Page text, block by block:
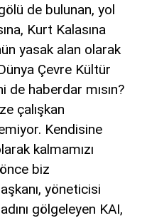
de bulunan, yol
Kurt Kalasına
yasak alan olarak
Çevre Kültür
de haberdar mısın?
çalışkan
Kendisine
kalmamızı
biz
yöneticisi
gölgeleyen KAI,